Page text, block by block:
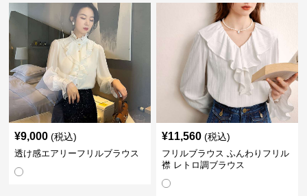
¥9,000 (税込)
透け感エアリーフリルブラウス
¥11,560 (税込)
フリルブラウス ふんわりフリル
襟 レトロ調ブラウス